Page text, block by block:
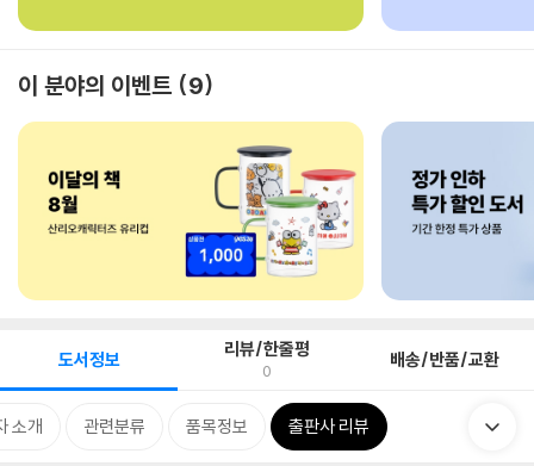
이 분야의 이벤트 9
도서정보 리뷰/한줄평
0 배송/반품/교환
소개 관련분류 품목정보 출판사 리뷰